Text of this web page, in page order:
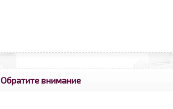
Обратите внимание